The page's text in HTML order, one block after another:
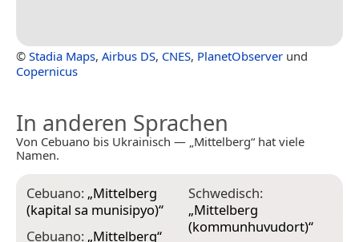
© Stadia Maps, Airbus DS, CNES, PlanetObserver und
Copernicus
In anderen Sprachen
Von Cebuano bis Ukrainisch — „Mittelberg“ hat viele
Namen.
Cebuano: „Mittelberg
(kapital sa munisipyo)“
Cebuano: „Mittelberg“
Schwedisch:
„Mittelberg
(kommunhuvudort)“